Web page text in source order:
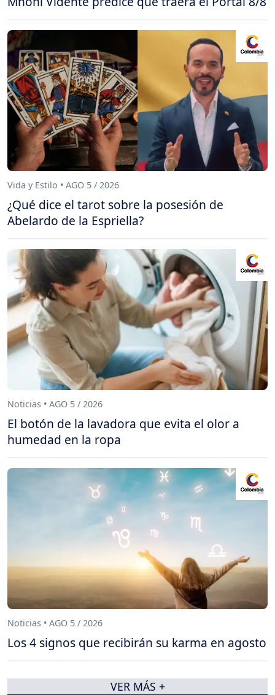
Vida y Estilo • AGO 5 / 2026
¿Qué dice el tarot sobre la posesión de
Abelardo de la Espriella?
Noticias • AGO 5 / 2026
El botón de la lavadora que evita el olor a
humedad en la ropa
Noticias • AGO 5 / 2026
Los 4 signos que recibirán su karma en agosto
VER MÁS +